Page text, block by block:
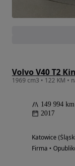
Volvo V40 T2
1969 cm3 • 122 KM •
149 994 km
2017
Katowice
Firma •